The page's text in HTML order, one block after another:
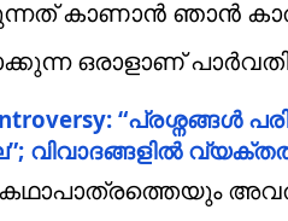
കാണാൻ ഞാൻ
ഒരാളാണ്
“പ്രശ്നങ്ങൾ
വിവാദങ്ങളിൽ